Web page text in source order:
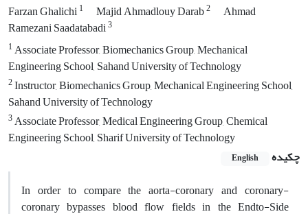
Farzan Ghalichi1 Majid Ahmadlouy Darab2
Ahmad
Ramezani Saadatabadi3
1Associate Professor, Biomechanics Group, Mechanical
Engineering School, Sahand University of Technology
2Instructor, Biomechanics Group, Mechanical Engineering School,
Sahand University of Technology
3Associate Professor, Medical Engineering Group, Chemical
Engineering School, Sharif University of Technology
چکیده
English
In order to compare the aorta-coronary and coronary-
coronary bypasses blood flow fields in the Endto-Side